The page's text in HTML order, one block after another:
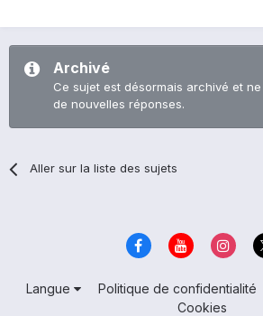
Archivé
Ce sujet est désormais archivé et
de nouvelles réponses.
Aller sur la liste des sujets
Langue Politique de confidentialité
Cookies